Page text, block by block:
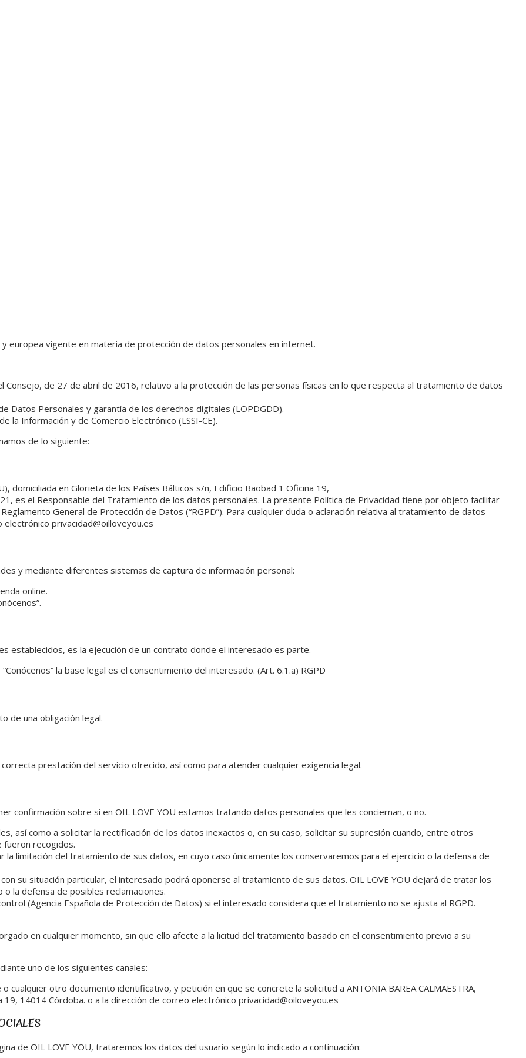
europea vigente en materia de protección de datos personales en internet.
de 27 de abril de 2016, relativo a la protección de las personas físicas en lo que respecta al tratamiento de datos
Datos Personales y garantía de los derechos digitales (LOPDGDD).
la Información y de Comercio Electrónico (LSSI-CE).
de lo siguiente:
domiciliada en Glorieta de los Países Bálticos s/n, Edificio Baobad 1 Oficina 19,
es el Responsable del Tratamiento de los datos personales. La presente Política de Privacidad tiene por objeto facilitar
General de Protección de Datos (“RGPD”). Para cualquier duda o aclaración relativa al tratamiento de datos
privacidad@oilloveyou.es
y mediante diferentes sistemas de captura de información personal:
online.
establecidos, es la ejecución de un contrato donde el interesado es parte.
la base legal es el consentimiento del interesado. (Art. 6.1.a) RGPD
de una obligación legal.
prestación del servicio ofrecido, así como para atender cualquier exigencia legal.
confirmación sobre si en OIL LOVE YOU estamos tratando datos personales que les conciernan, o no.
así como a solicitar la rectificación de los datos inexactos o, en su caso, solicitar su supresión cuando, entre otros
fueron recogidos.
limitación del tratamiento de sus datos, en cuyo caso únicamente los conservaremos para el ejercicio o la defensa de
su situación particular, el interesado podrá oponerse al tratamiento de sus datos. OIL LOVE YOU dejará de tratar los
la defensa de posibles reclamaciones.
(Agencia Española de Protección de Datos) si el interesado considera que el tratamiento no se ajusta al RGPD.
en cualquier momento, sin que ello afecte a la licitud del tratamiento basado en el consentimiento previo a su
uno de los siguientes canales:
otro documento identificativo, y petición en que se concrete la solicitud a ANTONIA BAREA CALMAESTRA,
14014 Córdoba. o a la dirección de correo electrónico privacidad@oiloveyou.es
de OIL LOVE YOU, trataremos los datos del usuario según lo indicado a continuación: